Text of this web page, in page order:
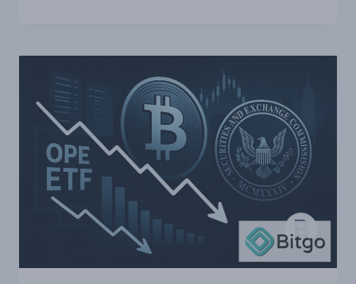
על
BITCOIN
מעלות
שאלות
על
הסיכון
בשוק